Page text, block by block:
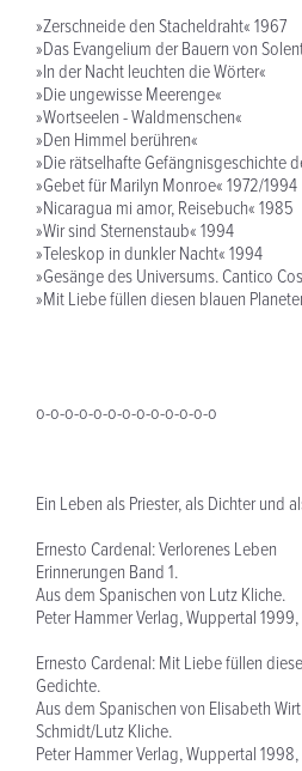
»Zerschneide den Stacheldraht« 1967
»Das Evangelium der Bauern von
»In der Nacht leuchten die Wörter«
»Die ungewisse Meerenge«
»Wortseelen - Waldmenschen«
»Den Himmel berühren«
»Die rätselhafte Gefängnisgeschichte
»Gebet für Marilyn Monroe« 1972/1994
»Nicaragua mi amor, Reisebuch« 1985
»Wir sind Sternenstaub« 1994
»Teleskop in dunkler Nacht« 1994
»Gesänge des Universums. Cantico
»Mit Liebe füllen diesen blauen
o-o-o-o-o-o-o-o-o-o-o-o-o
Ein Leben als Priester, als Dichter und
Ernesto Cardenal: Verlorenes Leben
Erinnerungen Band 1.
Aus dem Spanischen von Lutz Kliche.
Peter Hammer Verlag, Wuppertal 1999,
Ernesto Cardenal: Mit Liebe füllen
Gedichte.
Aus dem Spanischen von Elisabeth
Schmidt/Lutz Kliche.
Peter Hammer Verlag, Wuppertal 1998,